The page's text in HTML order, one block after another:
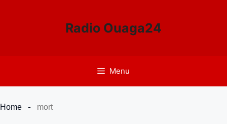
Radio Ouaga24
Menu
Home mort